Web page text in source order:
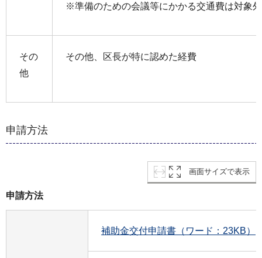
※準備のための会議等にかかる交通費は対象
その
他
その他、区長が特に認めた経費
申請方法
画面サイズで表示
申請方法
補助金交付申請書（ワード：23KB）